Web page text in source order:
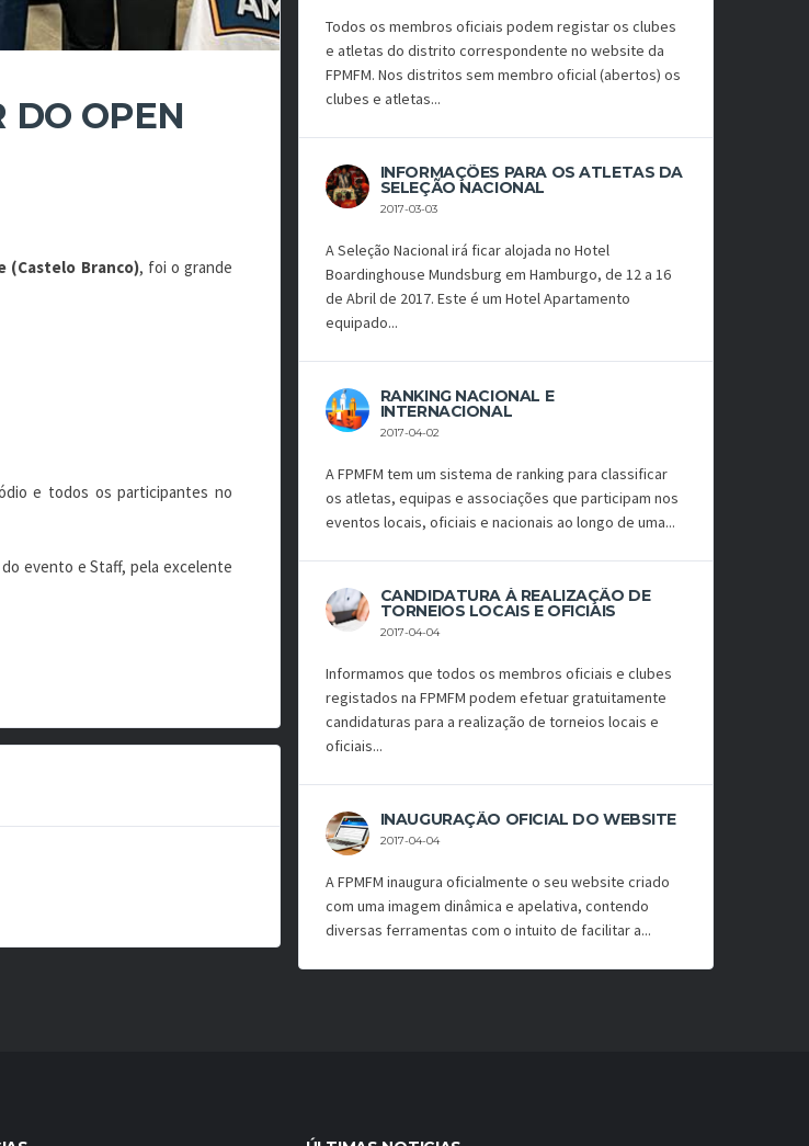
DO OPEN
(Castelo Branco), foi o grande
e todos os participantes no
evento e Staff, pela excelente
Todos os membros oficiais podem registar os clubes
e atletas do distrito correspondente no website da
FPMFM. Nos distritos sem membro oficial (abertos) os
clubes e atletas...
INFORMAÇÕES PARA OS ATLETAS DA
SELEÇÃO NACIONAL
2017-03-03
A Seleção Nacional irá ficar alojada no Hotel
Boardinghouse Mundsburg em Hamburgo, de 12 a 16
de Abril de 2017. Este é um Hotel Apartamento
equipado...
RANKING NACIONAL E
INTERNACIONAL
2017-04-02
A FPMFM tem um sistema de ranking para classificar
os atletas, equipas e associações que participam nos
eventos locais, oficiais e nacionais ao longo de uma...
CANDIDATURA À REALIZAÇÃO DE
TORNEIOS LOCAIS E OFICIAIS
2017-04-04
Informamos que todos os membros oficiais e clubes
registados na FPMFM podem efetuar gratuitamente
candidaturas para a realização de torneios locais e
oficiais...
INAUGURAÇÃO OFICIAL DO WEBSITE
2017-04-04
A FPMFM inaugura oficialmente o seu website criado
com uma imagem dinâmica e apelativa, contendo
diversas ferramentas com o intuito de facilitar a...